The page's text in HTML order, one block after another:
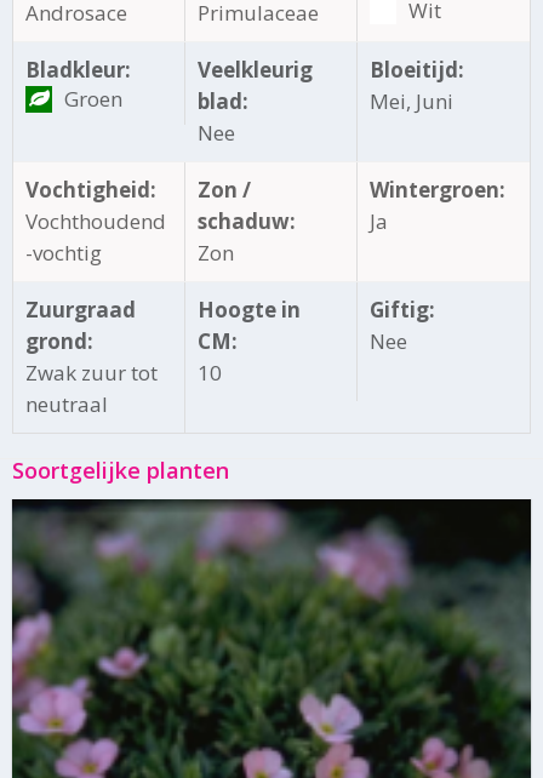
Androsace
Primulaceae
Wit
Bladkleur:
Groen
Veelkleurig
blad:
Nee
Bloeitijd:
Mei, Juni
Vochtigheid:
Vochthoudend
-vochtig
Zon /
schaduw:
Zon
Wintergroen:
Ja
Zuurgraad
grond:
Zwak zuur tot
neutraal
Hoogte in
CM:
10
Giftig:
Nee
Soortgelijke planten